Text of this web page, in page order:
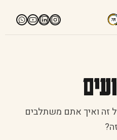
זה ואיך אתם משתלבים